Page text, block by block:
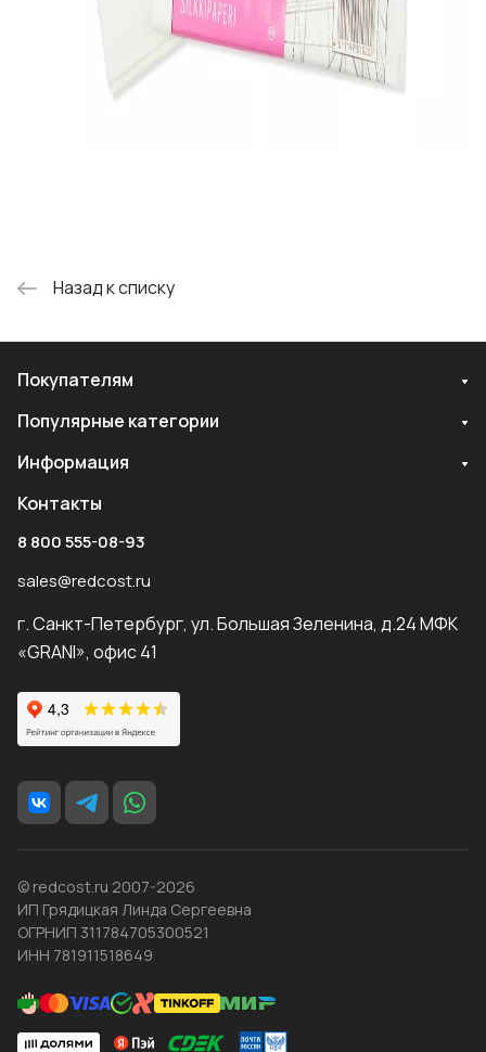
Назад к списку
Покупателям
Популярные категории
Информация
Контакты
8 800 555-08-93
sales@redcost.ru
г. Санкт-Петербург, ул. Большая Зеленина, д.24 МФК
«GRANI», офис 41
© redcost.ru 2007-2026
ИП Грядицкая Линда Сергеевна
ОГРНИП 311784705300521
ИНН 781911518649